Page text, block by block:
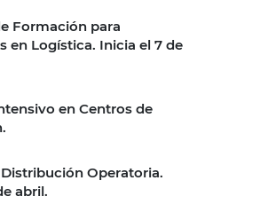
Formación para
en Logística. Inicia el 7 de
en Centros de
Operatoria.
abril.